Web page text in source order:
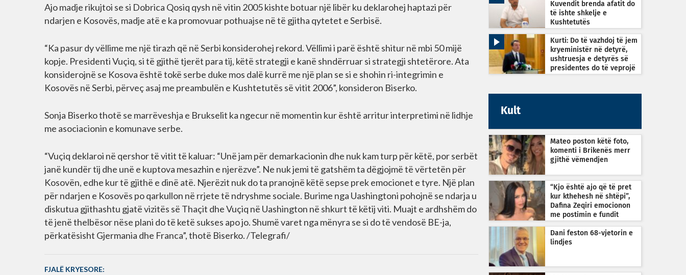
Ajo madje rikujtoi se si Dobrica Qosiq qysh në vitin 2005 kishte botuar një libër ku deklarohej haptazi për
ndarjen e Kosovës, madje atë e ka promovuar pothuajse në të gjitha qytetet e Serbisë.
“Ka pasur dy vëllime me një tirazh që në Serbi konsiderohej rekord. Vëllimi i parë është shitur në mbi 50 mijë
kopje. Presidenti Vuçiq, si të gjithë tjerët para tij, këtë strategji e kanë shndërruar si strategji shtetërore. Ata
konsiderojnë se Kosova është tokë serbe duke mos dalë kurrë me një plan se si e shohin ri-integrimin e
Kosovës në Serbi, përveç asaj me preambulën e Kushtetutës së vitit 2006”, konsideron Biserko.
Sonja Biserko thotë se marrëveshja e Brukselit ka ngecur në momentin kur është arritur interpretimi në lidhje
me asociacionin e komunave serbe.
“Vuçiq deklaroi në qershor të vitit të kaluar: “Unë jam për demarkacionin dhe nuk kam turp për këtë, por serbët
janë kundër tij dhe unë e kuptova mesazhin e njerëzve”. Ne nuk jemi të gatshëm ta dëgjojmë të vërtetën për
Kosovën, edhe kur të gjithë e dinë atë. Njerëzit nuk do ta pranojnë këtë sepse prek emocionet e tyre. Një plan
për ndarjen e Kosovës po qarkullon në rrjete të ndryshme sociale. Burime nga Uashingtoni pohojnë se ndarja u
diskutua gjithashtu gjatë vizitës së Thaçit dhe Vuçiq në Uashington në shkurt të këtij viti. Muajt e ardhshëm do
të jenë thelbësor nëse plani do të ketë sukses apo jo. Shumë varet nga mënyra se si do të vendosë BE-ja,
përkatësisht Gjermania dhe Franca”, thotë Biserko. /Telegrafi/
FJALË KRYESORE:
Kuvendit brenda afatit do
të ishte shkelje e
Kushtetutës
Kurti: Do të vazhdoj të jem
kryeministër në detyrë,
ushtruesja e detyrës së
presidentes do të veprojë
Kult
Mateo poston këtë foto,
komenti i Brikenës merr
gjithë vëmendjen
“Kjo është ajo që të pret
kur kthehesh në shtëpi”,
Dafina Zeqiri emocionon
me postimin e fundit
Dani feston 68-vjetorin e
lindjes